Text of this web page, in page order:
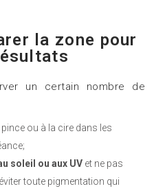
la zone pour
un certain nombre de
pince ou à la cire dans les
soleil ou aux UV et ne pas
toute pigmentation qui